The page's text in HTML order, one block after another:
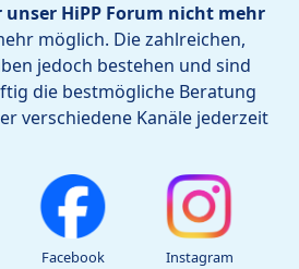
HiPP Forum nicht mehr
möglich. Die zahlreichen,
jedoch bestehen und sind
die bestmögliche Beratung
verschiedene Kanäle jederzeit
Facebook Instagram